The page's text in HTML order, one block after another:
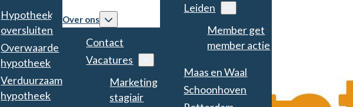
Hypotheek
oversluiten
Overwaarde
hypotheek
Verduurzaam
hypotheek
Over ons
Contact
Vacatures
Marketing
stagiair
Leiden
Member get
member actie
Maas en Waal
Schoonhoven